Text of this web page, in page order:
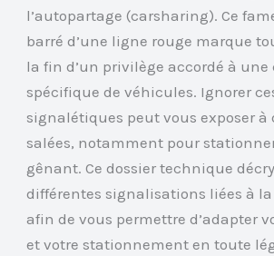
l’autopartage (carsharing). Ce
barré d’une ligne rouge marque
la fin d’un privilège accordé à une
spécifique de véhicules. Ignorer
signalétiques peut vous exposer à
salées, notamment pour
gênant. Ce dossier technique
différentes signalisations liées à
afin de vous permettre d’adapter
et votre stationnement en toute